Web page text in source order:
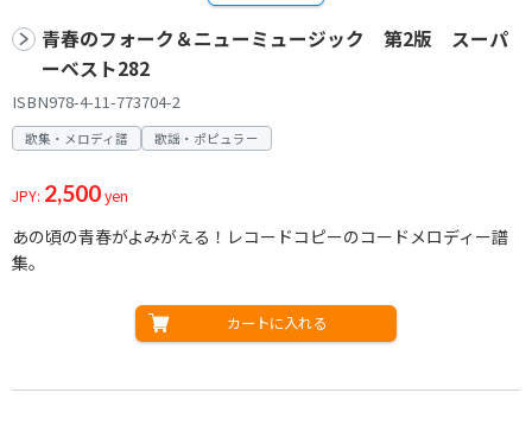
青春のフォーク＆ニューミュージック 第2版 スーパ
ーベスト282
ISBN978-4-11-773704-2
歌集・メロディ譜 歌謡・ポピュラー
JPY: 2,500yen
あの頃の青春がよみがえる！レコードコピーのコードメロディー譜
集。
カートに入れる